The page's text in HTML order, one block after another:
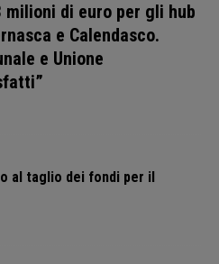
milioni di euro per gli hub
e Calendasco.
e Unione
al taglio dei fondi per il